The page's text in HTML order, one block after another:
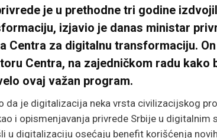
je u prethodne tri godine
izjavio je danas ministar
Centra za digitalnu transformaciju.
Centra, na zajedničkom radu
ovaj važan program.
da je digitalizacija neka vrsta civilizacijskog
i opismenjavanja privrede Srbije u digitalnim
u digitalizaciju osećaju benefit korišćenja